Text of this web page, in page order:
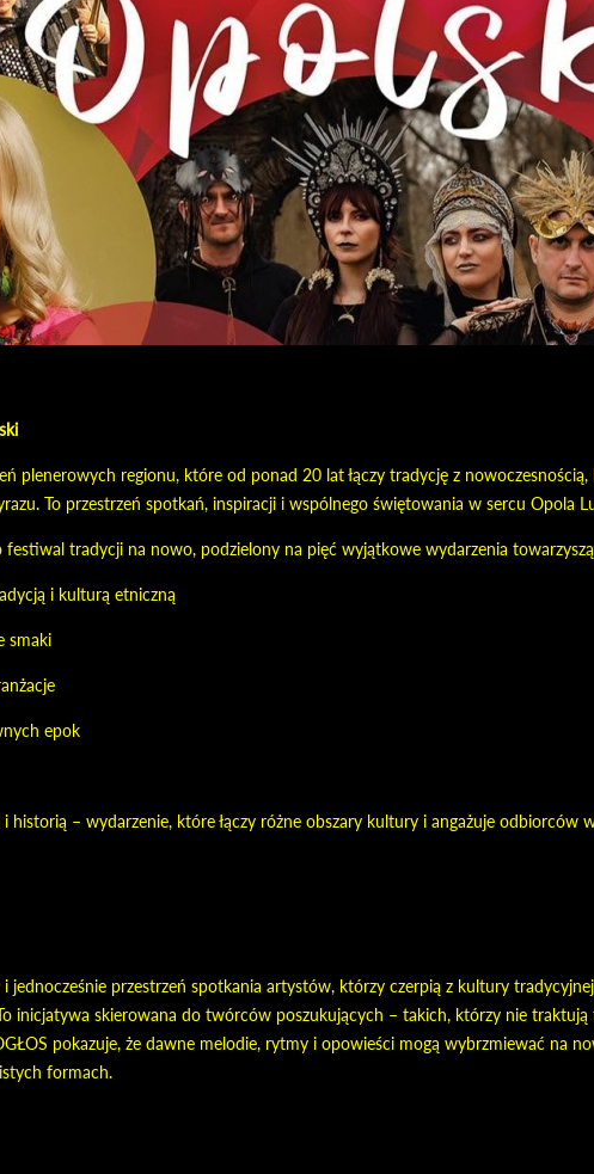
plenerowych regionu, które od ponad 20 lat łączy tradycję z
To przestrzeń spotkań, inspiracji i wspólnego świętowania w sercu Opola
tradycji na nowo, podzielony na pięć wyjątkowe wydarzenia
i kulturą etniczną
smaki
epok
historią – wydarzenie, które łączy różne obszary kultury i angażuje odbiorców
jednocześnie przestrzeń spotkania artystów, którzy czerpią z kultury
inicjatywa skierowana do twórców poszukujących – takich, którzy nie
pokazuje, że dawne melodie, rytmy i opowieści mogą wybrzmiewać na
formach.